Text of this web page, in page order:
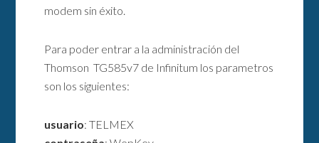
modem sin éxito.
Para poder entrar a la administración del
Thomson TG585v7 de Infinitum los parametros
son los siguientes:
usuario: TELMEX